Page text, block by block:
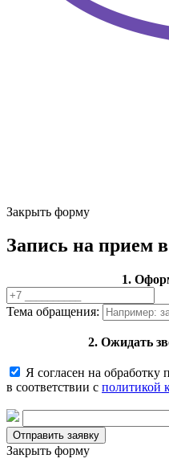
Закрыть форму
Запись на прием
1.
Тема обращения:
2. Ожидать
Я согласен на
в соответствии с политикой
Закрыть форму